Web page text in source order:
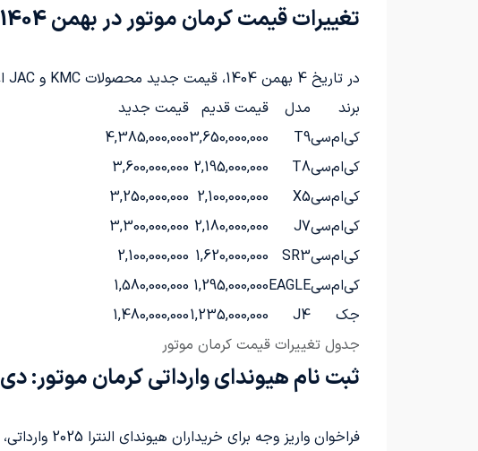
تغییرات قیمت کرمان موتور در بهمن 1404
در تاریخ 4 بهمن 1404، قیمت جدید محصولات KMC و JAC اعلام شد، اما کرمان موتور بعداً این قیمت‌ها را تکذیب کرد:
جدول تغییرات قیمت کرمان موتور
برند مدل قیمت قدیم قیمت جدید
کی‌ام‌سیT9
3,650,000,000
4,385,000,000
کی‌ام‌سیT8
2,195,000,000
3,600,000,000
کی‌ام‌سیX5
2,100,000,000
3,250,000,000
کی‌ام‌سیJ7
2,180,000,000
3,300,000,000
کی‌ام‌سیSR3
1,620,000,000
2,100,000,000
کی‌ام‌سیEAGLE
1,295,000,000
1,580,000,000
جک
J4
1,235,000,000
1,480,000,000
ثبت نام هیوندای وارداتی کرمان موتور: دی 1404
فراخوان واریز وجه برای خریداران هیوندای النترا 2025 وارداتی، از 7 دی 1404 شروع شده است: